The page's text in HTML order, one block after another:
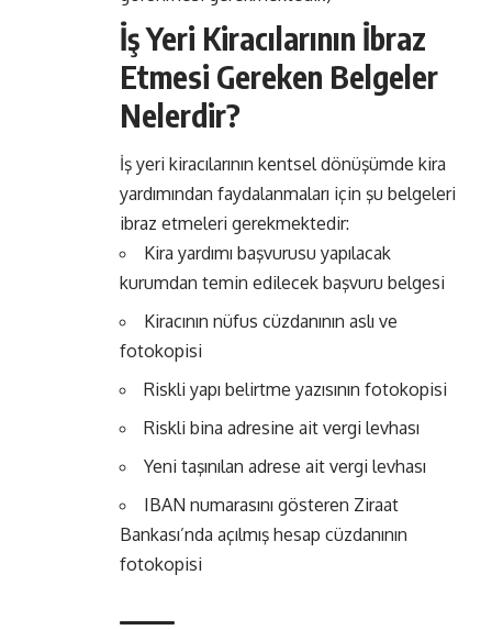
İş Yeri Kiracılarının İbraz
Etmesi Gereken Belgeler
Nelerdir?
İş yeri kiracılarının kentsel dönüşümde kira
yardımından faydalanmaları için şu belgeleri
ibraz etmeleri gerekmektedir:
Kira yardımı başvurusu yapılacak
kurumdan temin edilecek başvuru belgesi
Kiracının nüfus cüzdanının aslı ve
fotokopisi
Riskli yapı belirtme yazısının fotokopisi
Riskli bina adresine ait vergi levhası
Yeni taşınılan adrese ait vergi levhası
IBAN numarasını gösteren Ziraat
Bankası’nda açılmış hesap cüzdanının
fotokopisi